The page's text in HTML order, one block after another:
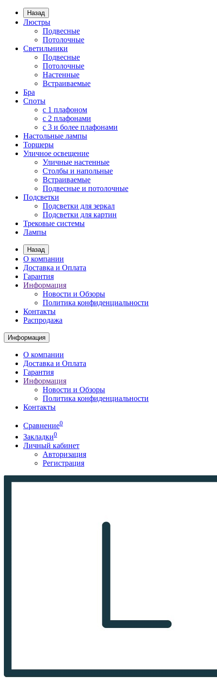
Назад
Люстры
Подвесные
Потолочные
Светильники
Подвесные
Потолочные
Настенные
Встраиваемые
Бра
Споты
с 1 плафоном
с 2 плафонами
с 3 и более плафонами
Настольные лампы
Торшеры
Уличное освещение
Уличные настенные
Столбы и напольные
Встраиваемые
Подвесные и потолочные
Подсветки
Подсветки для зеркал
Подсветки для картин
Трековые системы
Лампы
Назад
О компании
Доставка и Оплата
Гарантия
Информация
Новости и Обзоры
Политика конфиденциальности
Контакты
Распродажа
Информация
О компании
Доставка и Оплата
Гарантия
Информация
Новости и Обзоры
Политика конфиденциальности
Контакты
Сравнение0
Закладки0
Личный кабинет
Авторизация
Регистрация